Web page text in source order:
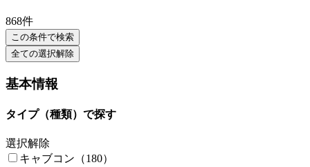
868件
この条件で検索
全ての選択解除
基本情報
タイプ（種類）で探す
選択解除
キャブコン（180）